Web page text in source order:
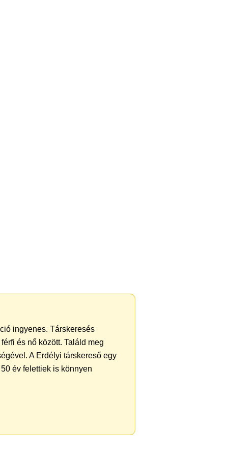
ingyenes. Társkeresés
és nő között. Találd meg
A Erdélyi társkereső egy
év felettiek is könnyen